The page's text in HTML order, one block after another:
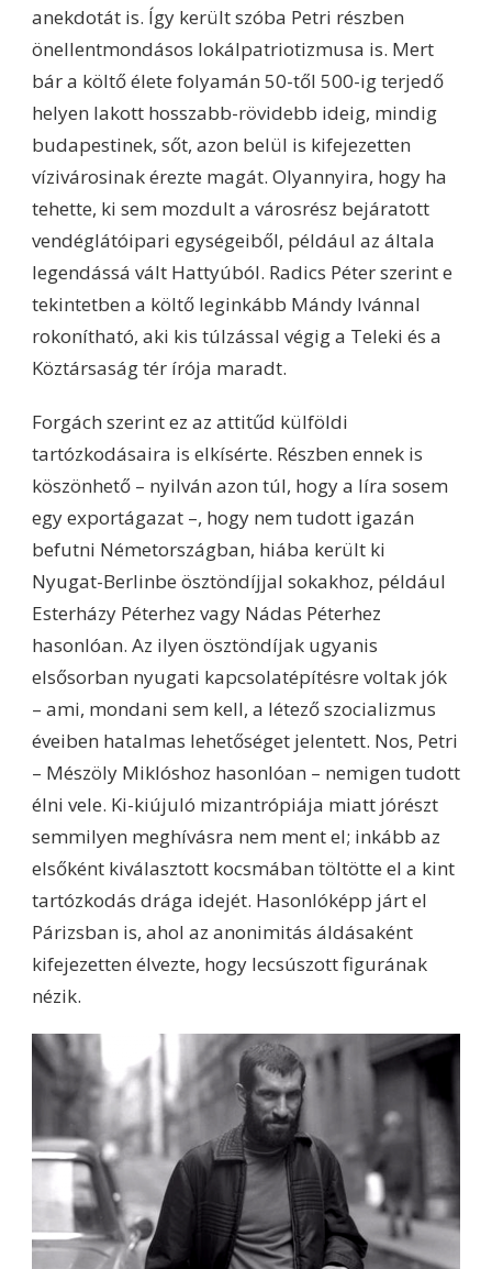
anekdotát is. Így került szóba Petri részben
önellentmondásos lokálpatriotizmusa is. Mert
bár a költő élete folyamán 50-től 500-ig terjedő
helyen lakott hosszabb-rövidebb ideig, mindig
budapestinek, sőt, azon belül is kifejezetten
vízivárosinak érezte magát. Olyannyira, hogy ha
tehette, ki sem mozdult a városrész bejáratott
vendéglátóipari egységeiből, például az általa
legendássá vált Hattyúból. Radics Péter szerint e
tekintetben a költő leginkább Mándy Ivánnal
rokonítható, aki kis túlzással végig a Teleki és a
Köztársaság tér írója maradt.
Forgách szerint ez az attitűd külföldi
tartózkodásaira is elkísérte. Részben ennek is
köszönhető – nyilván azon túl, hogy a líra sosem
egy exportágazat –, hogy nem tudott igazán
befutni Németországban, hiába került ki
Nyugat-Berlinbe ösztöndíjjal sokakhoz, például
Esterházy Péterhez vagy Nádas Péterhez
hasonlóan. Az ilyen ösztöndíjak ugyanis
elsősorban nyugati kapcsolatépítésre voltak jók
– ami, mondani sem kell, a létező szocializmus
éveiben hatalmas lehetőséget jelentett. Nos, Petri
– Mészöly Miklóshoz hasonlóan – nemigen tudott
élni vele. Ki-kiújuló mizantrópiája miatt jórészt
semmilyen meghívásra nem ment el; inkább az
elsőként kiválasztott kocsmában töltötte el a kint
tartózkodás drága idejét. Hasonlóképp járt el
Párizsban is, ahol az anonimitás áldásaként
kifejezetten élvezte, hogy lecsúszott figurának
nézik.